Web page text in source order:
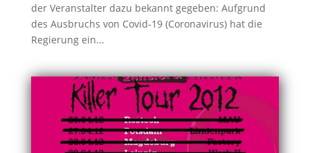
der Veranstalter dazu bekannt gegeben: Aufgrund
des Ausbruchs von Covid-19 (Coronavirus) hat die
Regierung ein...